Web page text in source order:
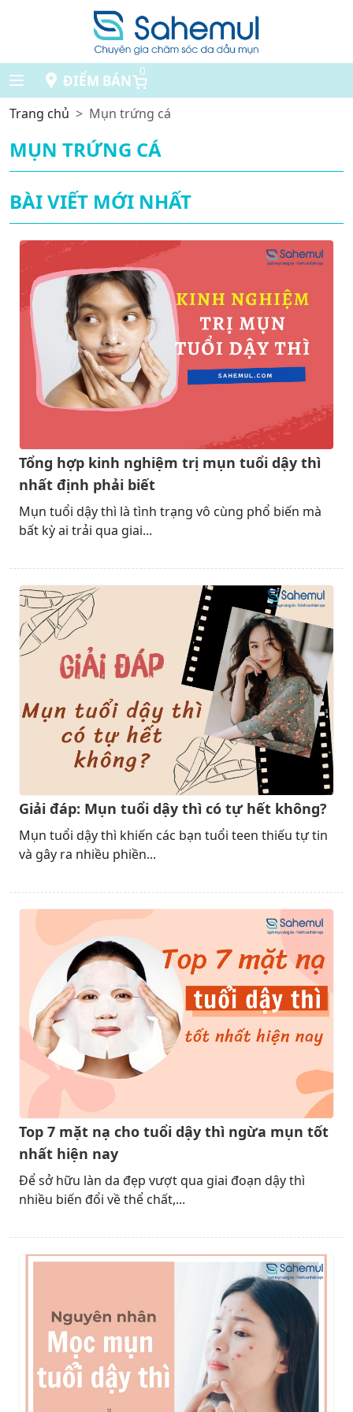
ĐIỂM BÁN
0
Trang chủ Mụn trứng cá
MỤN TRỨNG CÁ
BÀI VIẾT MỚI NHẤT
Tổng hợp kinh nghiệm trị mụn tuổi dậy thì
nhất định phải biết
Mụn tuổi dậy thì là tình trạng vô cùng phổ biến mà
bất kỳ ai trải qua giai...
Giải đáp: Mụn tuổi dậy thì có tự hết không?
Mụn tuổi dậy thì khiến các bạn tuổi teen thiếu tự tin
và gây ra nhiều phiền...
Top 7 mặt nạ cho tuổi dậy thì ngừa mụn tốt
nhất hiện nay
Để sở hữu làn da đẹp vượt qua giai đoạn dậy thì
nhiều biến đổi về thể chất,...